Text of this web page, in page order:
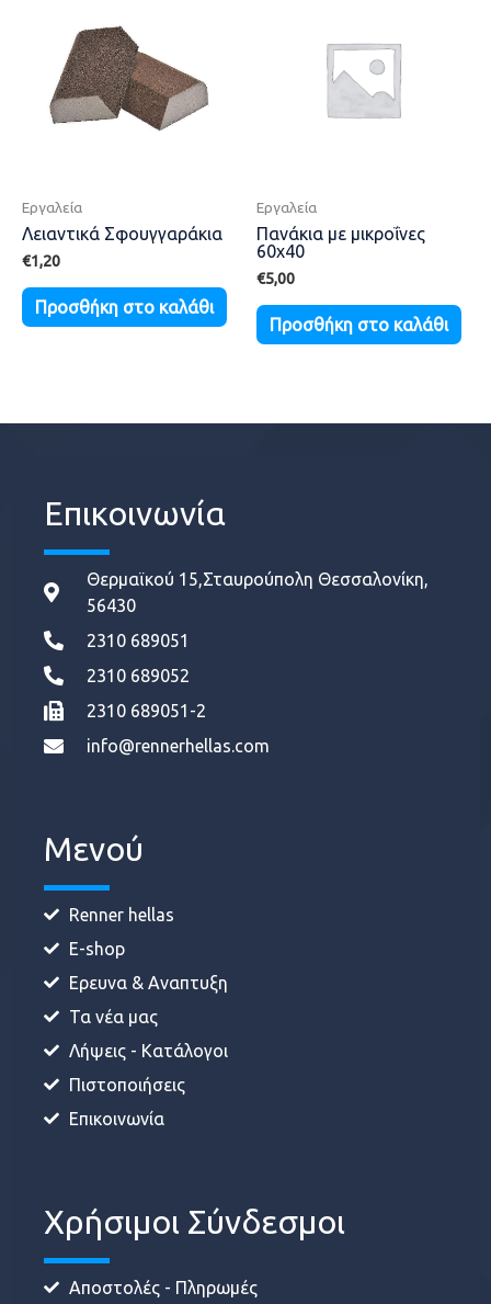
Εργαλεία
Λειαντικά Σφουγγαράκια
€1,20
Προσθήκη στο καλάθι
Εργαλεία
Πανάκια με μικροΐνες
60χ40
€5,00
Προσθήκη στο καλάθι
Επικοινωνία
Θερμαϊκού 15,Σταυρούπολη Θεσσαλονίκη,
56430
2310 689051
2310 689052
2310 689051-2
info@rennerhellas.com
Μενού
Renner hellas
E-shop
Ερευνα & Αναπτυξη
Τα νέα μας
Λήψεις - Κατάλογοι
Πιστοποιήσεις
Επικοινωνία
Χρήσιμοι Σύνδεσμοι
Αποστολές - Πληρωμές